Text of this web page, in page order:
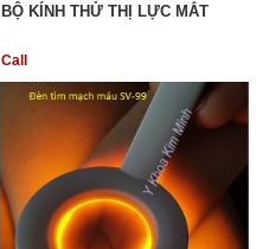
BỘ KÍNH THỬ THỊ LỰC MẮT
Call